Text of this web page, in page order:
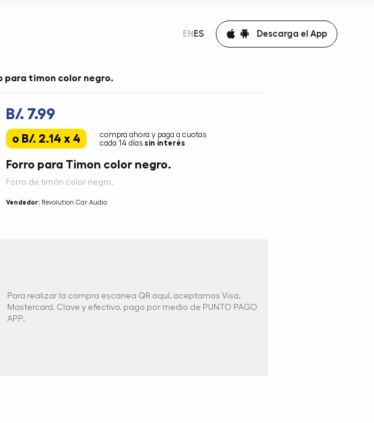
EN ES Descarga el App
para timon color negro.
B/. 7.99
o B/. 2.14 x 4
compra ahora y paga a cuotas
cada 14 días sin interés
Forro para Timon color negro.
Forro de timón color negro.
Vendedor:Revolution Car Audio
Para realizar la compra escanea QR aquí, aceptamos Visa,
Mastercard, Clave y efectivo, pago por medio de PUNTO PAGO
APP.